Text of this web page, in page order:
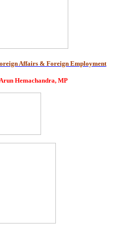
Affairs & Foreign Employment
Hemachandra, MP